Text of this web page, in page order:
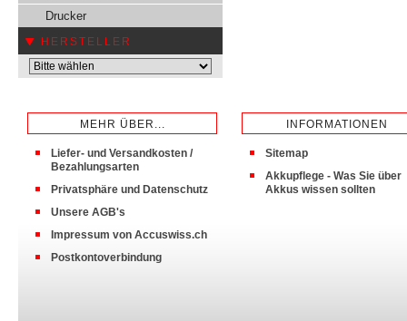
Drucker
HERSTELLER
MEHR ÜBER...
Liefer- und Versandkosten /
Bezahlungsarten
Privatsphäre und Datenschutz
Unsere AGB's
Impressum von Accuswiss.ch
Postkontoverbindung
INFORMATIONEN
Sitemap
Akkupflege - Was Sie über
Akkus wissen sollten